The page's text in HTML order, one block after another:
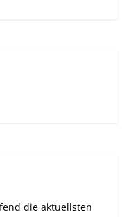
die aktuellsten